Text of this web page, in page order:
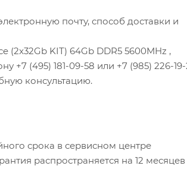
почту, способ доставки и
(2x32Gb KIT) 64Gb DDR5 5600MHz ,
+7 (495) 181-09-58 или +7 (985) 226-
консультацию.
срока в сервисном центре
распространяется на 12